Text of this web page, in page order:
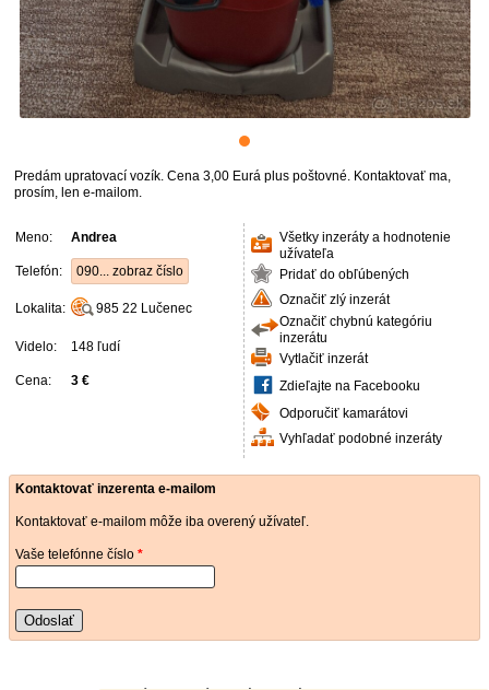
Predám upratovací vozík. Cena 3,00 Eurá plus poštovné. Kontaktovať ma,
prosím, len e-mailom.
Meno: Andrea
Telefón: 090... zobraz číslo
Lokalita: 985 22 Lučenec
Videlo: 148 ľudí
Cena: 3 €
Všetky inzeráty a hodnotenie
užívateľa
Pridať do obľúbených
Označiť zlý inzerát
Označiť chybnú kategóriu
inzerátu
Vytlačiť inzerát
Zdieľajte na Facebooku
Odporučiť kamarátovi
Vyhľadať podobné inzeráty
Kontaktovať inzerenta e-mailom
Kontaktovať e-mailom môže iba overený užívateľ.
Vaše telefónne číslo *
Odoslať